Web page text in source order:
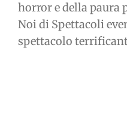
horror e della
Noi di Spettacoli
spettacolo